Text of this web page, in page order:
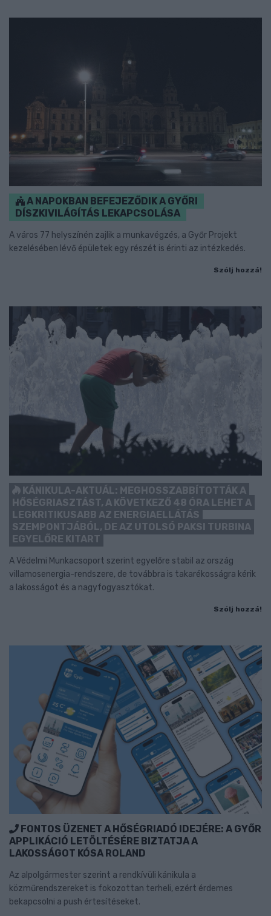
A NAPOKBAN BEFEJEZŐDIK A GYŐRI
DÍSZKIVILÁGÍTÁS LEKAPCSOLÁSA
A város 77 helyszínén zajlik a munkavégzés, a Győr Projekt
kezelésében lévő épületek egy részét is érinti az intézkedés.
Szólj hozzá!
KÁNIKULA-AKTUÁL: MEGHOSSZABBÍTOTTÁK A
HŐSÉGRIASZTÁST, A KÖVETKEZŐ 48 ÓRA LEHET A
LEGKRITIKUSABB AZ ENERGIAELLÁTÁS
SZEMPONTJÁBÓL, DE AZ UTOLSÓ PAKSI TURBINA
EGYELŐRE KITART
A Védelmi Munkacsoport szerint egyelőre stabil az ország
villamosenergia-rendszere, de továbbra is takarékosságra kérik
a lakosságot és a nagyfogyasztókat.
Szólj hozzá!
FONTOS ÜZENET A HŐSÉGRIADÓ IDEJÉRE: A GYŐR
APPLIKÁCIÓ LETÖLTÉSÉRE BIZTATJA A
LAKOSSÁGOT KÓSA ROLAND
Az alpolgármester szerint a rendkívüli kánikula a
közműrendszereket is fokozottan terheli, ezért érdemes
bekapcsolni a push értesítéseket.